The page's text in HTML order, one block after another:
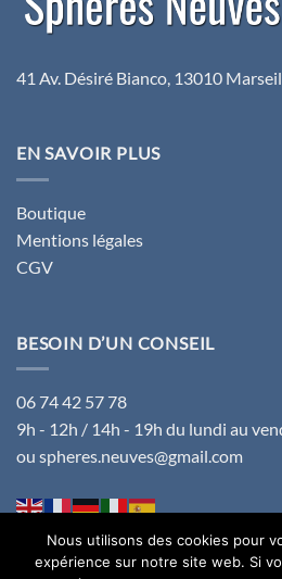
41 Av. Désiré Bianco, 13010
EN SAVOIR PLUS
Boutique
Mentions légales
CGV
BESOIN D’UN CONSEIL
06 74 42 57 78
9h - 12h / 14h - 19h du lundi au
ou spheres.neuves@gmail.com
Nous utilisons des cookies pour
expérience sur notre site web. Si